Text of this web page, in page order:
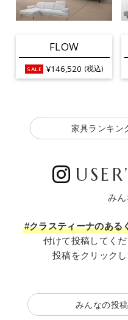
FLOW
¥146,520 (税込)
家具ランキン
み
#クラスティーナのある
付けて投稿してく
投稿をクリック
みんなの投